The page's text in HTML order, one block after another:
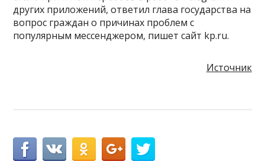
других приложений, ответил глава государства на
вопрос граждан о причинах проблем с
популярным мессенджером, пишет сайт kp.ru.
Источник